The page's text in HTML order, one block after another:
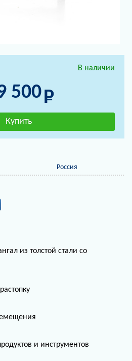
В наличии
500
Россия
из толстой стали со
и инструментов